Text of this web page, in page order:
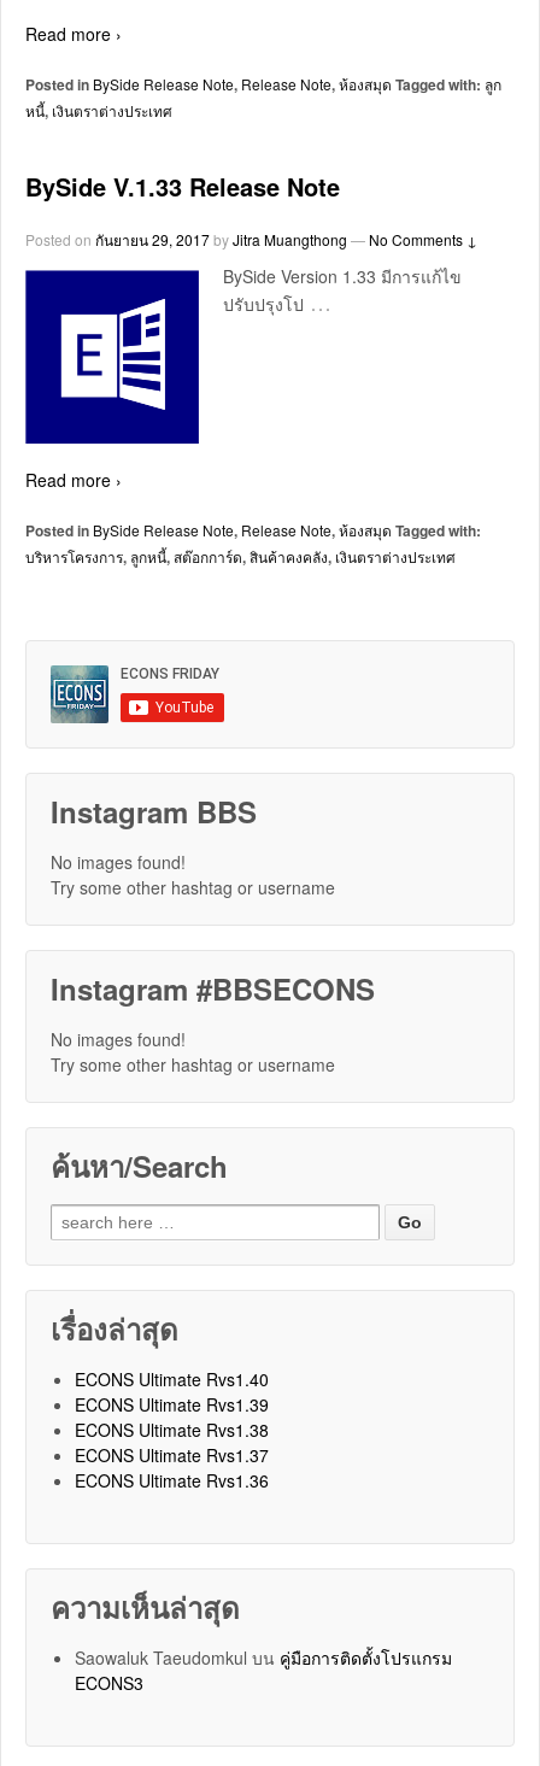
Read more ›
Posted in BySide Release Note, Release Note,ห้องสมุด Tagged with: ลูก
หนี้, เงินตราต่างประเทศ
BySide V.1.33 Release Note
Posted on กันยายน 29, 2017byJitra Muangthong — No Comments ↓
BySide Version 1.33 มีการแก้ไข
ปรับปรุงโป …
Read more ›
Posted in BySide Release Note, Release Note,ห้องสมุด Tagged with:
บริหารโครงการ, ลูกหนี้,สต๊อกการ์ด,สินค้าคงคลัง, เงินตราต่างประเทศ
Instagram BBS
No images found!
Try some other hashtag or username
Instagram #BBSECONS
No images found!
Try some other hashtag or username
ค้นหา/Search
Search for:
เรื่องล่าสุด
ECONS Ultimate Rvs1.40
ECONS Ultimate Rvs1.39
ECONS Ultimate Rvs1.38
ECONS Ultimate Rvs1.37
ECONS Ultimate Rvs1.36
ความเห็นล่าสุด
Saowaluk Taeudomkul บน คู่มือการติดตั้งโปรแกรม
ECONS3